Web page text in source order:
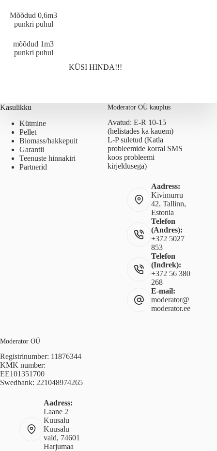
Mõõdud 0,6m3
punkri puhul
mõõdud 1m3
punkri puhul
KÜSI HINDA!!!
Kasulikku
Kütmine
Pellet
Biomass/hakkepuit
Garantii
Teenuste hinnakiri
Partnerid
Moderator OÜ kauplus
Avatud: E-R 10-15
(helistades ka kauem)
L-P suletud (Katla
probleemide korral SMS
koos probleemi
kirjeldusega)
Aadress:
Kivimurru
42, Tallinn,
Estonia
Telefon
(Andres):
+372 5027
853
Telefon
(Indrek):
+372 56 380
268
E-mail:
moderator@
moderator.ee
Moderator OÜ
Registrinumber: 11876344
KMK number:
EE101351700
Swedbank: 221048974265
Aadress:
Laane 2
Kuusalu
Kuusalu
vald, 74601
Harjumaa